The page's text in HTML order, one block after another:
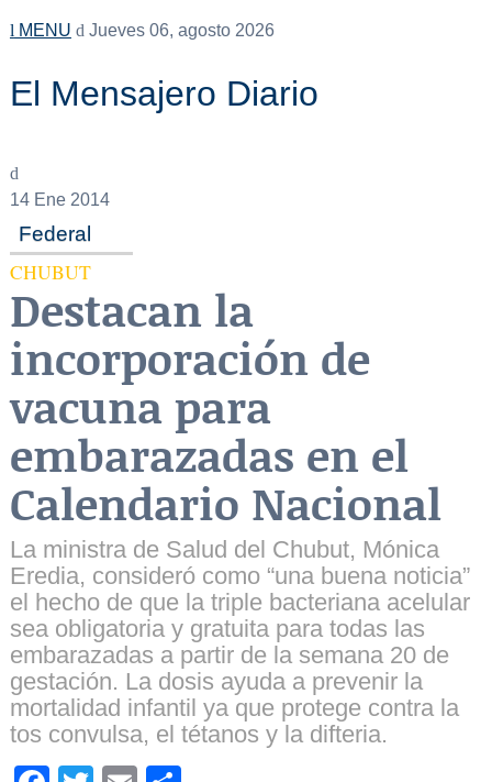
MENU Jueves 06, agosto 2026
El Mensajero Diario
14Ene 2014
Federal
CHUBUT
Destacan la
incorporación de
vacuna para
embarazadas en el
Calendario Nacional
La ministra de Salud del Chubut, Mónica
Eredia, consideró como “una buena noticia”
el hecho de que la triple bacteriana acelular
sea obligatoria y gratuita para todas las
embarazadas a partir de la semana 20 de
gestación. La dosis ayuda a prevenir la
mortalidad infantil ya que protege contra la
tos convulsa, el tétanos y la difteria.